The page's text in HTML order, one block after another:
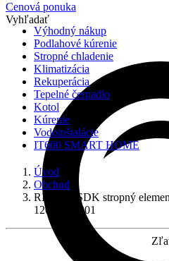
Cenová ponuka
Vyhľadať
Výhodný nákup
Podlahové kúrenie
Stropné chladenie
Klimatizácia
Rekuperácia
Tepelné čerpadlo
Kotol
Kúrenie
Vodoinštalácie
IT600 SMART HOME
Úvod
Obchod
REHAU SDK stropný
12027701001